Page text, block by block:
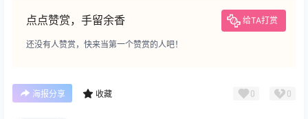
点点赞赏，手留余香 给TA打赏
还没有人赞赏，快来当第一个赞赏的人吧！
海报分享 收藏 0 0